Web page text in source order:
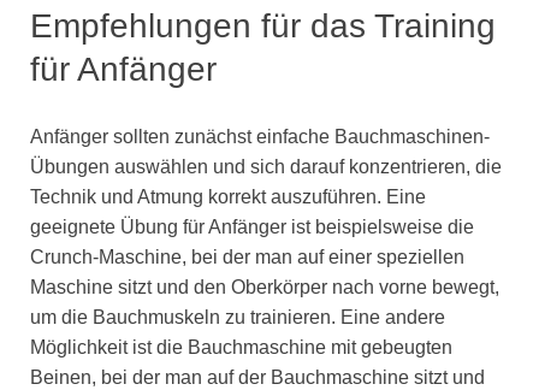
Empfehlungen für das Training
für Anfänger
Anfänger sollten zunächst einfache Bauchmaschinen-
Übungen auswählen und sich darauf konzentrieren, die
Technik und Atmung korrekt auszuführen. Eine
geeignete Übung für Anfänger ist beispielsweise die
Crunch-Maschine, bei der man auf einer speziellen
Maschine sitzt und den Oberkörper nach vorne bewegt,
um die Bauchmuskeln zu trainieren. Eine andere
Möglichkeit ist die Bauchmaschine mit gebeugten
Beinen, bei der man auf der Bauchmaschine sitzt und